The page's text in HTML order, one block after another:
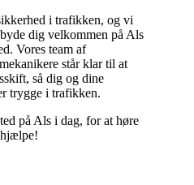
i trafikken, og vi
dig velkommen på Als
Vores team af
står klar til at
så dig og dine
trygge i trafikken.
på Als i dag, for at høre